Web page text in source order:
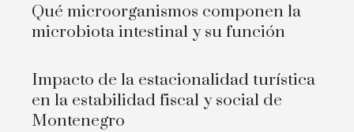
Qué microorganismos componen la
microbiota intestinal y su función
Impacto de la estacionalidad turística
en la estabilidad fiscal y social de
Montenegro